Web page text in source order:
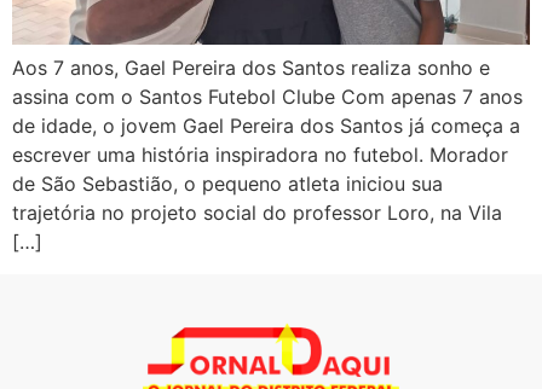
Aos 7 anos, Gael Pereira dos Santos realiza sonho e
assina com o Santos Futebol Clube Com apenas 7 anos
de idade, o jovem Gael Pereira dos Santos já começa a
escrever uma história inspiradora no futebol. Morador
de São Sebastião, o pequeno atleta iniciou sua
trajetória no projeto social do professor Loro, na Vila
[…]